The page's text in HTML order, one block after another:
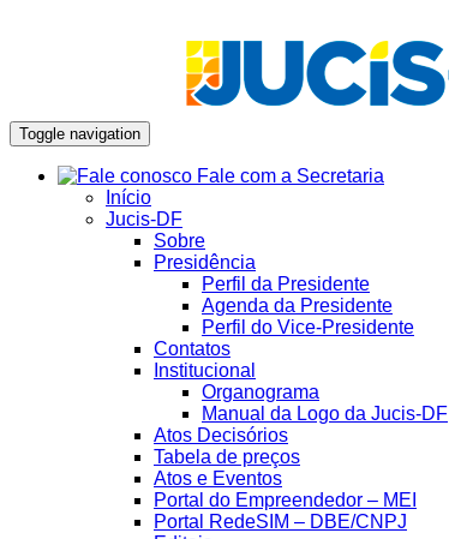
Toggle navigation
Fale com a Secretaria
Início
Jucis-DF
Sobre
Presidência
Perfil da Presidente
Agenda da Presidente
Perfil do Vice-Presidente
Contatos
Institucional
Organograma
Manual da Logo da Jucis-DF
Atos Decisórios
Tabela de preços
Atos e Eventos
Portal do Empreendedor – MEI
Portal RedeSIM – DBE/CNPJ